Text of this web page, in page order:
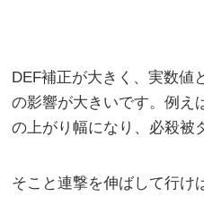
DEF補正が大きく、実数値
の影響が大きいです。例え
の上がり幅になり、必殺被
そこと連撃を伸ばして行け